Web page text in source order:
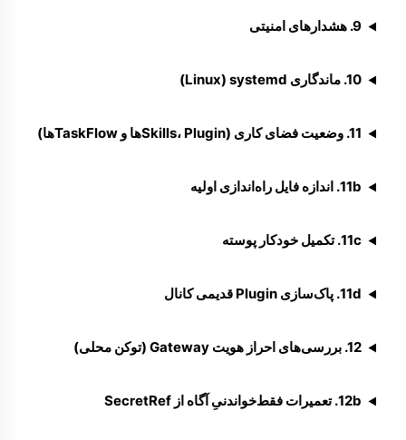
9. هشدارهای امنیتی
10. ماندگاری systemd ‏(Linux)
11. وضعیت فضای کاری (Skills، Pluginها و TaskFlowها)
11b. اندازه فایل راه‌اندازی اولیه
11c. تکمیل خودکار پوسته
11d. پاک‌سازی Plugin قدیمی کانال
12. بررسی‌های احراز هویت Gateway (توکن محلی)
12b. تعمیرات فقط‌خواندنیِ آگاه از SecretRef